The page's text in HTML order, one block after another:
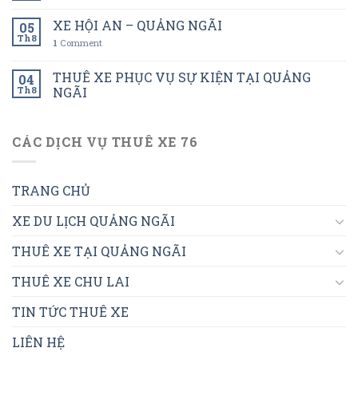
05
Th8
XE HỘI AN – QUẢNG NGÃI
1 Comment
04
Th8
THUÊ XE PHỤC VỤ SỰ KIỆN TẠI QUẢNG
NGÃI
CÁC DỊCH VỤ THUÊ XE 76
TRANG CHỦ
XE DU LỊCH QUẢNG NGÃI
THUÊ XE TẠI QUẢNG NGÃI
THUÊ XE CHU LAI
TIN TỨC THUÊ XE
LIÊN HỆ